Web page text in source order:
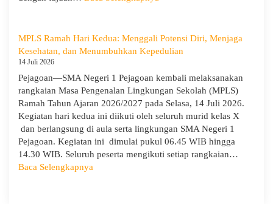
Pendidikan
MPLS:
Meriah
Edukatif
MPLS Ramah Hari Kedua: Menggali Potensi Diri, Menjaga
Kesehatan, dan Menumbuhkan Kepedulian
14 Juli 2026
Pejagoan—SMA Negeri 1 Pejagoan kembali melaksanakan
rangkaian Masa Pengenalan Lingkungan Sekolah (MPLS)
Ramah Tahun Ajaran 2026/2027 pada Selasa, 14 Juli 2026.
Kegiatan hari kedua ini diikuti oleh seluruh murid kelas X
dan berlangsung di aula serta lingkungan SMA Negeri 1
Pejagoan. Kegiatan ini dimulai pukul 06.45 WIB hingga
14.30 WIB. Seluruh peserta mengikuti setiap rangkaian…
Baca Selengkapnya